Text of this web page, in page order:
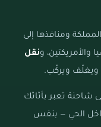
ومنافذها إلى
والأمريكتين، ونقل
ويركّب.
شاحنة تعبر بأثاثك
داخل الحي — بنفس